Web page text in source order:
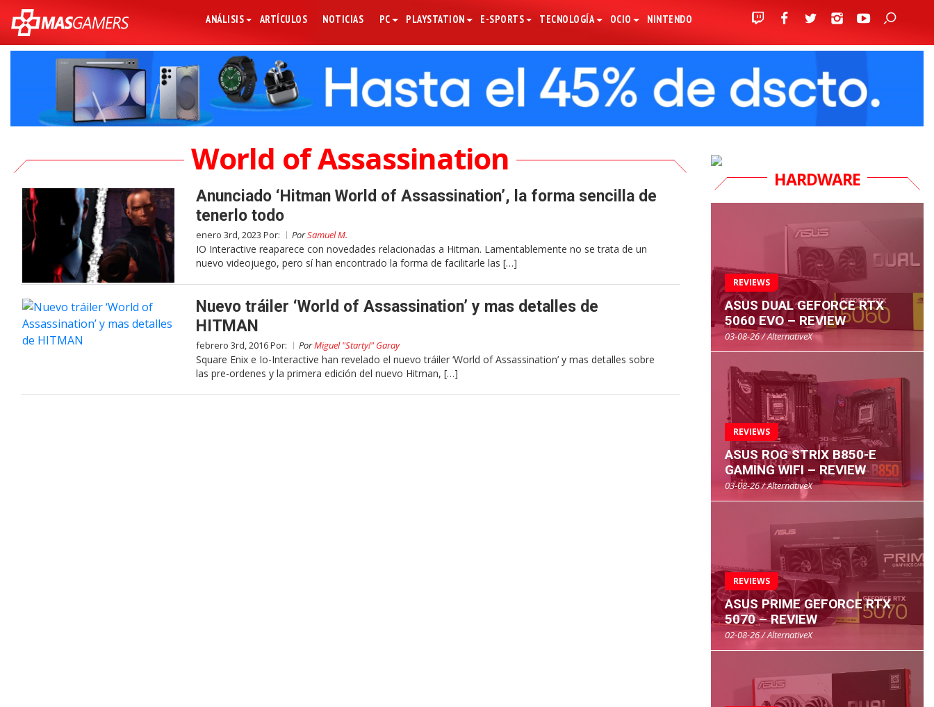
ANÁLISIS ARTÍCULOS NOTICIAS PC PLAYSTATION E-SPORTS TECNOLOGÍA OCIO NINTENDO
World of Assassination
Anunciado ‘Hitman World of Assassination’, la forma sencilla de
tenerlo todo
enero 3rd, 2023 Por: PorSamuel M.
IO Interactive reaparece con novedades relacionadas a Hitman. Lamentablemente no se trata de un
nuevo videojuego, pero sí han encontrado la forma de facilitarle las […]
Nuevo tráiler ‘World of Assassination’ y mas detalles de
HITMAN
febrero 3rd, 2016 Por: PorMiguel "Starty!" Garay
Square Enix e Io-Interactive han revelado el nuevo tráiler ‘World of Assassination’ y mas detalles sobre
las pre-ordenes y la primera edición del nuevo Hitman, […]
HARDWARE
REVIEWS
ASUS DUAL GEFORCE RTX
5060 EVO – REVIEW
03-08-26 / AlternativeX
REVIEWS
ASUS ROG STRIX B850-E
GAMING WIFI – REVIEW
03-08-26 / AlternativeX
REVIEWS
ASUS PRIME GEFORCE RTX
5070 – REVIEW
02-08-26 / AlternativeX